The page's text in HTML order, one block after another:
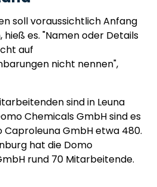
soll voraussichtlich Anfang
es. "Namen oder Details
auf
nicht nennen",
sind in Leuna
Chemicals GmbH sind es
Caproleuna GmbH etwa 480.
hat die Domo
rund 70 Mitarbeitende.